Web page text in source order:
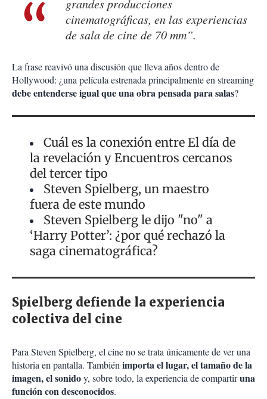
grandes producciones
cinematográficas, en las experiencias
de sala de cine de 70 mm”.
La frase reavivó una discusión que lleva años dentro de
Hollywood: ¿una película estrenada principalmente en streaming
debe entenderse igual que una obra pensada para salas?
Cuál es la conexión entre El día de
la revelación y Encuentros cercanos
del tercer tipo
Steven Spielberg, un maestro
fuera de este mundo
Steven Spielberg le dijo "no" a
‘Harry Potter’: ¿por qué rechazó la
saga cinematográfica?
Spielberg defiende la experiencia
colectiva del cine
Para Steven Spielberg, el cine no se trata únicamente de ver una
historia en pantalla. Tambiénimporta el lugar, el tamaño de la
imagen, el sonidoy, sobre todo, la experiencia de compartiruna
función con desconocidos.